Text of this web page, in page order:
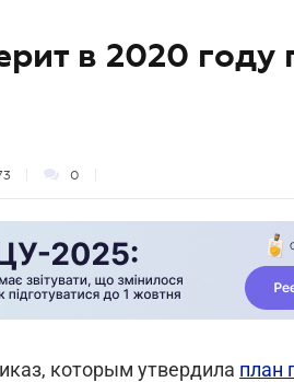
в 2020 году
0
которым утвердила план